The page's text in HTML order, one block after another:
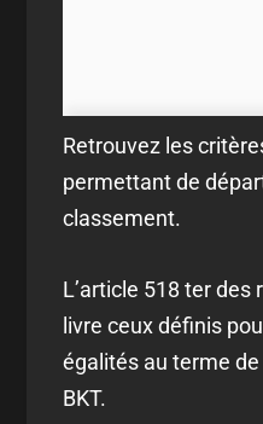
Retrouvez les
permettant de
classement.
L’article 518 ter
livre ceux définis
égalités au terme
BKT.